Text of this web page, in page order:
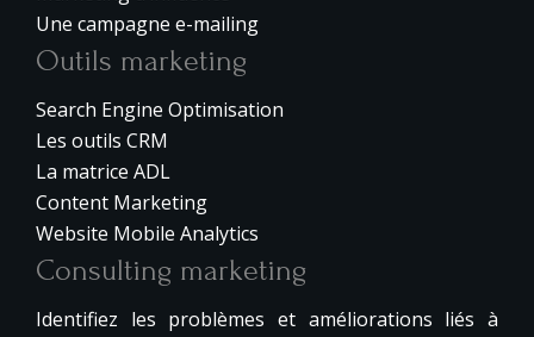
Une campagne e-mailing
Outils marketing
Search Engine Optimisation
Les outils CRM
La matrice ADL
Content Marketing
Website Mobile Analytics
Consulting marketing
Identifiez les problèmes et améliorations liés à